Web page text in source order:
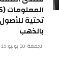
تحتية
بالذهب
الجمعة 10 يوليو 10:19 م